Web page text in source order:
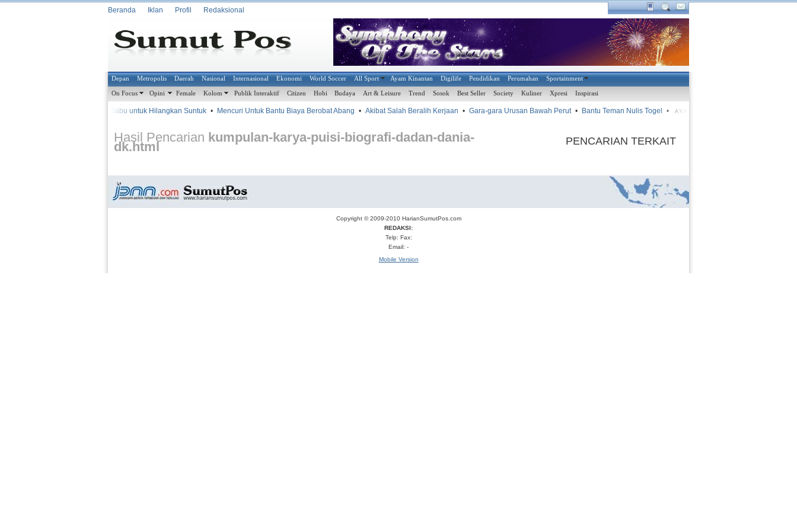
Beranda Iklan Profil Redaksional
Depan Metropolis Daerah Nasional Internasional Ekonomi World Soccer All Sport Ayam Kinantan Digilife Pendidikan Perumahan Sportainment
On Focus Opini Female Kolom Publik Interaktif Citizen Hobi Budaya Art & Leisure Trend Sosok Best Seller Society Kuliner Xpresi Inspirasi
Isap Sabu untuk Hilangkan Suntuk • Mencuri Untuk Bantu Biaya Berobat Abang • Akibat Salah Beralih Kerjaan • Gara-gara Urusan Bawah Perut • Bantu Teman Nulis Togel • AYAM KINANTAN
Hasil Pencarian kumpulan-karya-puisi-biografi-dadan-dania-
dk.html PENCARIAN TERKAIT
Copyright © 2009-2010 HarianSumutPos.com
REDAKSI:
Telp: Fax:
Email: -
Mobile Version